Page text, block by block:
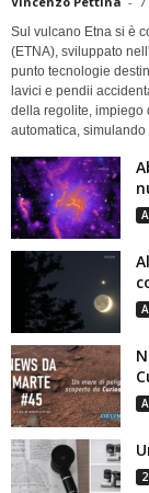
Sul vulcano Etna si è
(ETNA), sviluppato
punto tecnologie
lavici e pendii
della regolite, impiego
automatica,